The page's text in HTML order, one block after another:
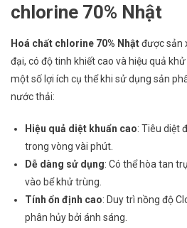
chlorine 70% Nhật
Hoá chất chlorine 70% Nhậtđược sản
đại, có độ tinh khiết cao và hiệu quả
một số lợi ích cụ thể khi sử dụng sản
nước thải:
Hiệu quả diệt khuẩn cao: Tiêu diệt
trong vòng vài phút.
Dễ dàng sử dụng: Có thể hòa tan
vào bể khử trùng.
Tính ổn định cao: Duy trì nồng độ
phân hủy bởi ánh sáng.